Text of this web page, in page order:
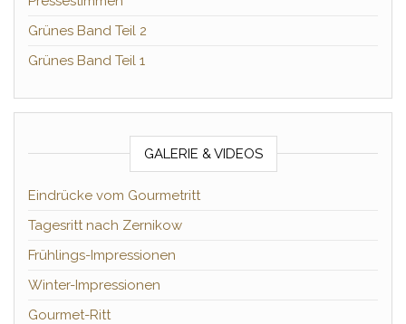
Grünes Band Teil 2
Grünes Band Teil 1
GALERIE & VIDEOS
Eindrücke vom Gourmetritt
Tagesritt nach Zernikow
Frühlings-Impressionen
Winter-Impressionen
Gourmet-Ritt